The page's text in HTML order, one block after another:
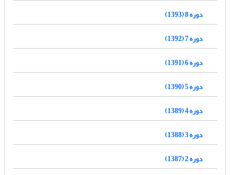
دوره 8 (1393)
دوره 7 (1392)
دوره 6 (1391)
دوره 5 (1390)
دوره 4 (1389)
دوره 3 (1388)
دوره 2 (1387)